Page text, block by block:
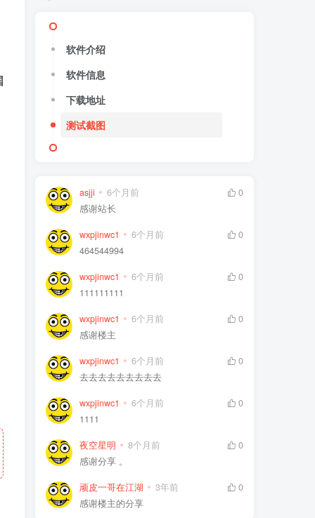
软件介绍
软件信息
下载地址
测试截图
asjji 6个月前
0
感谢站长
wxpjinwc1 6个月前
0
464544994
wxpjinwc1 6个月前
0
111111111
wxpjinwc1 6个月前
0
感谢楼主
wxpjinwc1 6个月前
0
去去去去去去去去去
wxpjinwc1 6个月前
0
1111
夜空星明 8个月前
0
感谢分享 。
顽皮一哥在江湖 3年前
0
感谢楼主的分享